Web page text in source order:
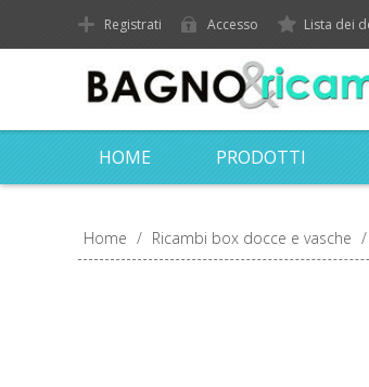
Registrati Accesso Lista dei
HOME PRODOTTI
Home / Ricambi box docce e vasche /